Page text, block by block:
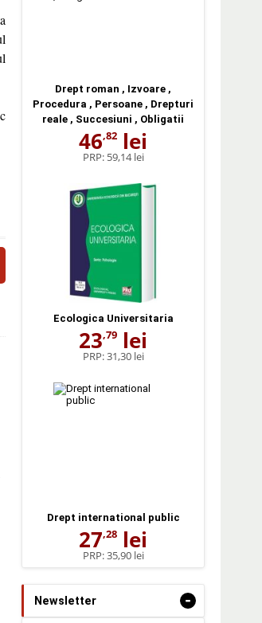
- Jurisprudenta Curtii
de Justitie a Uniunii
lei
comercial -
Drept roman , Izvoare ,
Procedura , Persoane , Drepturi
reale , Succesiuni , Obligatii
46,82 lei
PRP: 59,14 lei
Ecologica Universitaria
23,79 lei
PRP:31,30 lei
Drept international public
27,28 lei
PRP:35,90 lei
Newsletter -